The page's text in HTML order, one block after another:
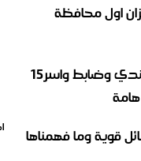
اول محافظة
عاجل..لأول مرة العدو السعودي يعترف بمقتل اكثر من70جندي وضابط واسر15
قوية وما فهمناها